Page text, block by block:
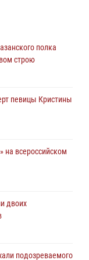
в окружном этапе
певицы Кристины
подозреваемого
безопасности
полка
строю
певицы Кристины
на всероссийском
двоих
подозреваемого